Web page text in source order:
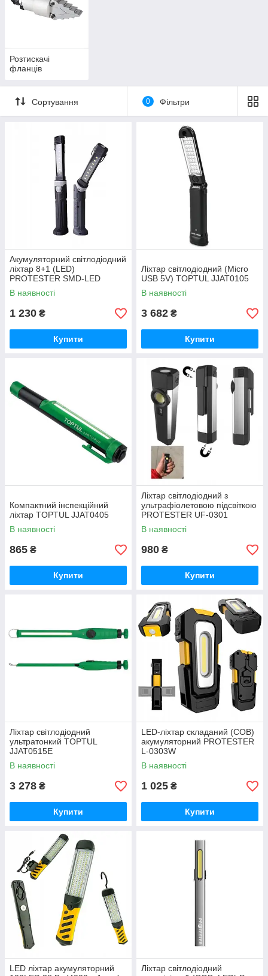
Розтискачі
фланців
Сортування 0 Фільтри
Акумуляторний світлодіодний
ліхтар 8+1 (LED)
PROTESTER SMD-LED
В наявності
1 230 ₴
Купити
Ліхтар світлодіодний (Micro
USB 5V) TOPTUL JJAT0105
В наявності
3 682 ₴
Купити
Компактний інспекційний
ліхтар TOPTUL JJAT0405
В наявності
865 ₴
Купити
Ліхтар світлодіодний з
ультрафіолетовою підсвіткою
PROTESTER UF-0301
В наявності
980 ₴
Купити
Ліхтар світлодіодний
ультратонкий TOPTUL
JJAT0515E
В наявності
3 278 ₴
Купити
LED-ліхтар складаний (COB)
акумуляторний PROTESTER
L-0303W
В наявності
1 025 ₴
Купити
LED ліхтар акумуляторний
Ліхтар світлодіодний